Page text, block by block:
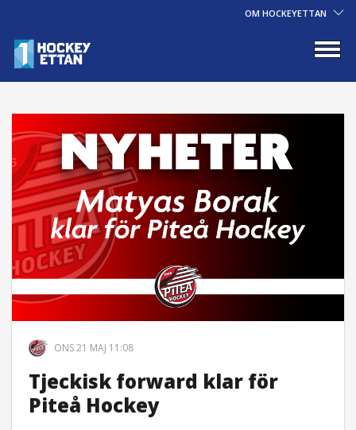
OM HOCKEYETTAN
ONS 21 MAJ 11:08
Tjeckisk forward klar för
Piteå Hockey